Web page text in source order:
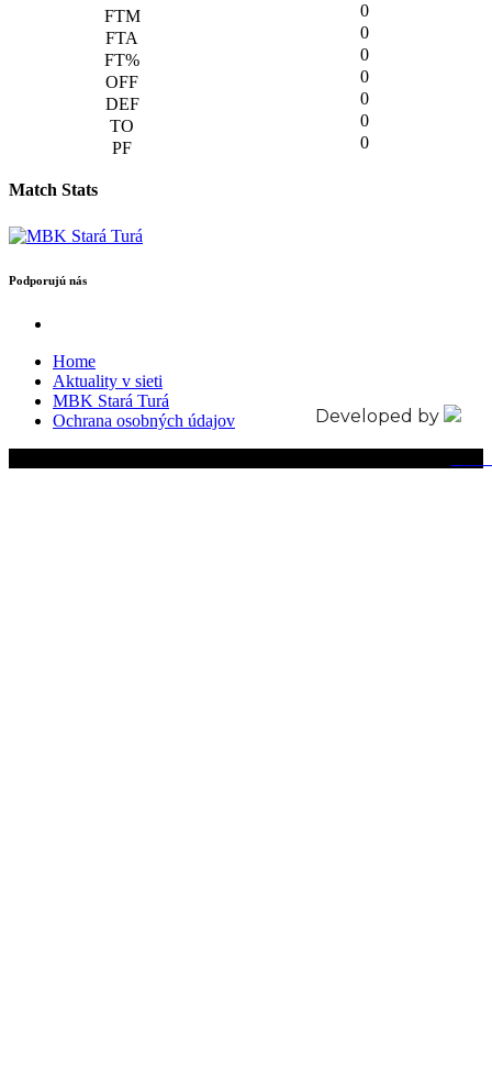
0
0
0
0
0
0
0
Match Stats
Podporujú nás
Home
Aktuality v sieti
MBK Stará Turá
Ochrana osobných údajov
Developed by